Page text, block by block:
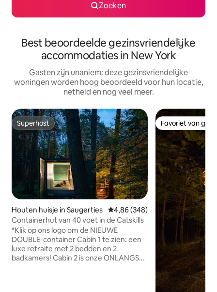
Zoeken
Best beoordeelde gezinsvriendelijke
accommodaties in New York
Gasten zijn unaniem: deze gezinsvriendelijke
woningen worden hoog beoordeeld voor hun locatie,
netheid en nog veel meer.
Superhost
Superhost
Houten huisje in Saugerties Gemiddelde beoordeling van
4,86 (348)
Containerhut van 40 voet in de Catskills
*Klik op ons logo om de NIEUWE
DOUBLE-container Cabin 1 te zien: een
luxe retraite met 2 bedden en 2
badkamers! Cabin 2 is onze ONLANGS
Favoriet van
Favoriet van